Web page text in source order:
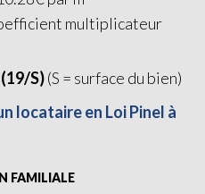
multiplicateur
S)(S = surface du bien)
locataire en Loi Pinel à
FAMILIALE